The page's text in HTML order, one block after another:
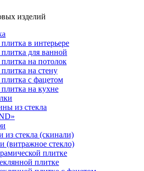
изделий
в интерьере
плитка для ванной
плитка на потолок
на стену
плитка с фацетом
плитка на кухне
из стекла
из стекла (скинали)
(витражное стекло)
плитке
плитке